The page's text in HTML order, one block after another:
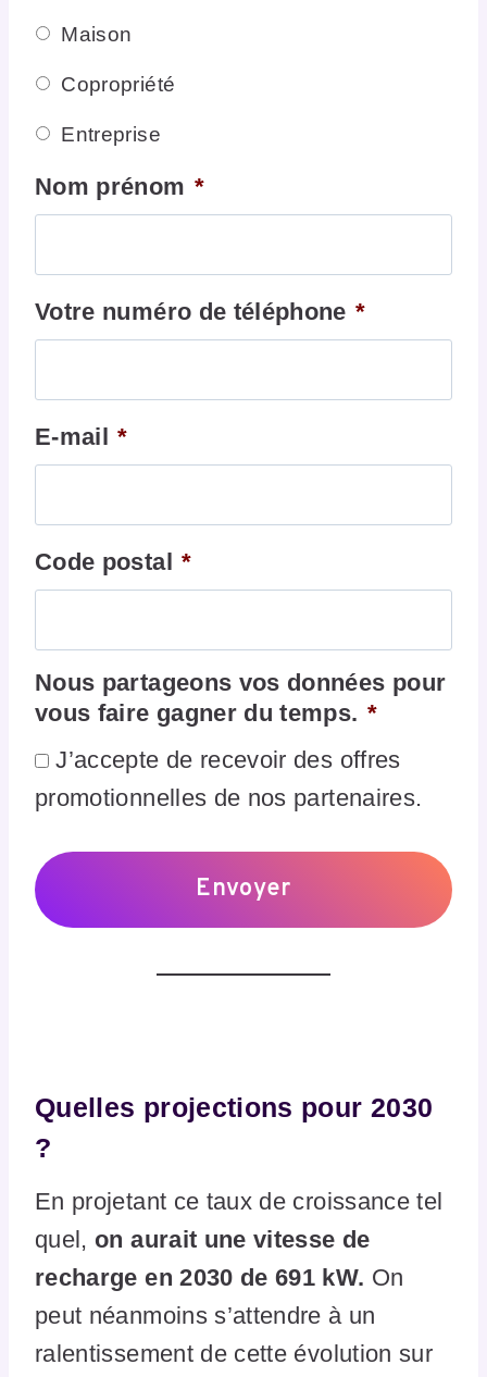
Maison
Copropriété
Entreprise
Nom prénom *
Votre numéro de téléphone *
E-mail *
Code postal *
Nous partageons vos données pour
vous faire gagner du temps. *
J’accepte de recevoir des offres
promotionnelles de nos partenaires.
Quelles projections pour 2030
?
En projetant ce taux de croissance tel
quel, on aurait une vitesse de
recharge en 2030 de 691 kW. On
peut néanmoins s’attendre à un
ralentissement de cette évolution sur